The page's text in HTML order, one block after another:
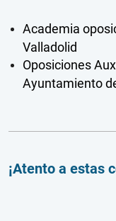
Academia
Valladolid
Oposiciones
Ayuntamiento
¡Atento a estas